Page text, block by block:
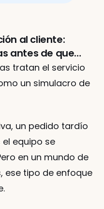
al cliente:
antes de que
tratan el servicio
un simulacro de
un pedido tardío
equipo se
en un mundo de
ese tipo de enfoque